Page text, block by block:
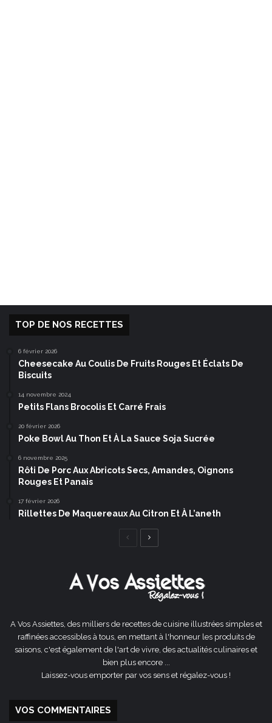
TOP DE NOS RECETTES
6 février 2026
Cheesecake Au Coulis De Fruits Rouges Et Éclats De
Biscuits
14 novembre 2024
Petits Flans Brocolis Et Carré Frais
20 février 2026
Poke Bowl Au Thon Et À La Sauce Soja Sucrée
6 novembre 2025
Rôti De Porc Aux Abricots Secs, Amandes, Oignons
Rouges Et Panais
17 février 2026
Rillettes De Maquereaux Au Citron Et À L’aneth
Page
A Vos Assiettes, des milliers de recettes de cuisine illustrées simples et
raffinées accessibles à tous, en mettant à l'honneur les produits de
saisons, c'est également de l'art de vivre, des actualités culinaires et
bien plus encore ...
Laissez-vous emporter par vos sens et régalez-vous !
VOS COMMENTAIRES